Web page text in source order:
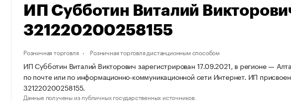
ИП Субботин Виталий
321220200258155
Розничная торговля Розничная торговля дистанционным способом
ИП Субботин Виталий Викторович зарегистрирован 17.09.2021, в регионе —
по почте или по информационно-коммуникационной сети Интернет. ИП
321220200258155.
Данные получены из публичных государственных источников.